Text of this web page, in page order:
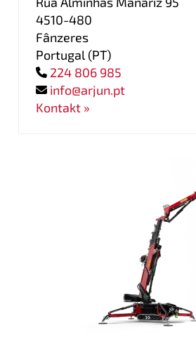
4510-480
Fânzeres
Portugal(PT)
224 806 985
info@arjun.pt
Kontakt »